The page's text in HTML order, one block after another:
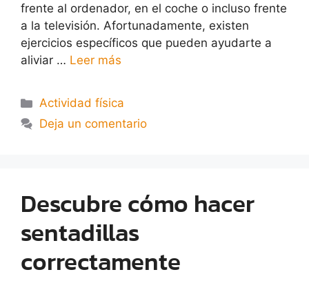
frente al ordenador, en el coche o incluso frente
a la televisión. Afortunadamente, existen
ejercicios específicos que pueden ayudarte a
aliviar … Leer más
Actividad física
Deja un comentario
Descubre cómo hacer
sentadillas
correctamente